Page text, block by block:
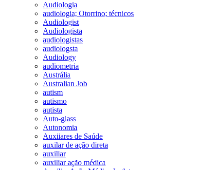
Audiologia
audiologia; Otorrino; técnicos
Audiologist
Audiologista
audiologistas
audiologsta
Audiology
audiometria
Austrália
Australian Job
autism
autismo
autista
Auto-glass
Autonomia
Auxiiares de Saúde
auxilar de ação direta
auxiliar
auxiliar ação médica